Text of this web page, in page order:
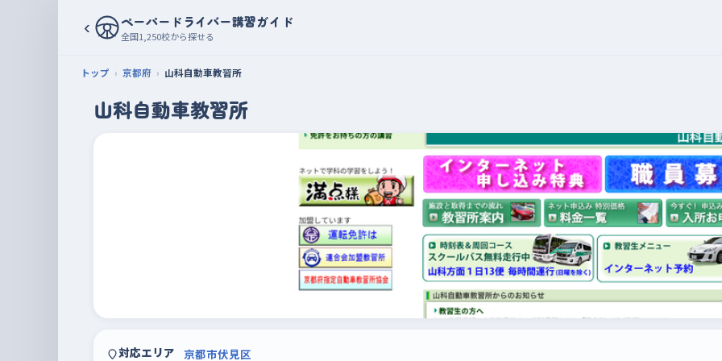
‹ ペーパードライバー講習ガイド
全国1,250校から探せる
トップ 京都府 山科自動車教習所
山科自動車教習所
対応エリア 京都市伏見区